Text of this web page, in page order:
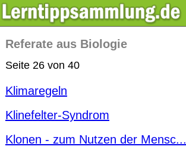
Referate aus Biologie
Seite 26 von 40
Klimaregeln
Klinefelter-Syndrom
Klonen - zum Nutzen der Mensc...